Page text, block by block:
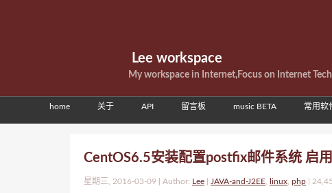
Lee workspace
My workspace in Internet,Focus on Internet
home 关于 API 留言板 music BETA 常用软
CentOS6.5安装配置postfix邮件系统 启
星期三, 2016-03-09 | Author: Lee JAVA-and-J2EE linux php